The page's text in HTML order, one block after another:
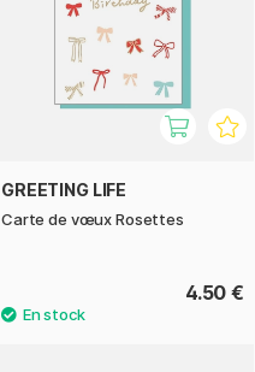
GREETING LIFE
Carte de vœux Rosettes
4.50 €